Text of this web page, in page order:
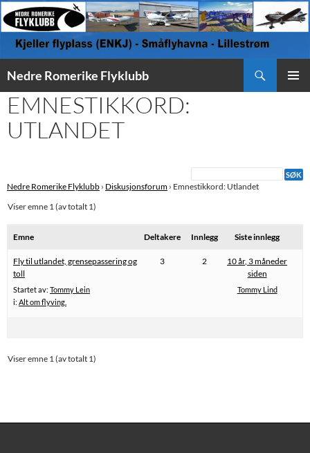
Nedre Romerike Flyklubb
TIL
INNHOLD
EMNESTIKKORD:
UTLANDET
Nedre Romerike Flyklubb › Diskusjonsforum › Emnestikkord: Utlandet
Viser emne 1 (av totalt 1)
Emne Deltakere Innlegg Siste innlegg
Fly til utlandet, grensepassering og
toll
Startet av: Tommy Lein
i: Alt om flyving.
3 2
10 år, 3 måneder
siden
Tommy Lind
Viser emne 1 (av totalt 1)